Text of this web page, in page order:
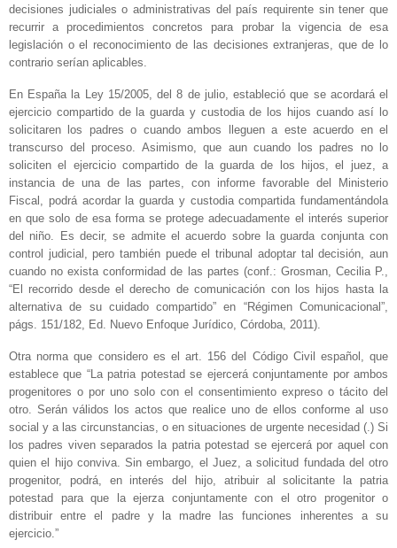
decisiones judiciales o administrativas del país requirente sin tener que
recurrir a procedimientos concretos para probar la vigencia de esa
legislación o el reconocimiento de las decisiones extranjeras, que de lo
contrario serían aplicables.
En España la Ley 15/2005, del 8 de julio, estableció que se acordará el
ejercicio compartido de la guarda y custodia de los hijos cuando así lo
solicitaren los padres o cuando ambos lleguen a este acuerdo en el
transcurso del proceso. Asimismo, que aun cuando los padres no lo
soliciten el ejercicio compartido de la guarda de los hijos, el juez, a
instancia de una de las partes, con informe favorable del Ministerio
Fiscal, podrá acordar la guarda y custodia compartida fundamentándola
en que solo de esa forma se protege adecuadamente el interés superior
del niño. Es decir, se admite el acuerdo sobre la guarda conjunta con
control judicial, pero también puede el tribunal adoptar tal decisión, aun
cuando no exista conformidad de las partes (conf.: Grosman, Cecilia P.,
“El recorrido desde el derecho de comunicación con los hijos hasta la
alternativa de su cuidado compartido” en “Régimen Comunicacional”,
págs. 151/182, Ed. Nuevo Enfoque Jurídico, Córdoba, 2011).
Otra norma que considero es el art. 156 del Código Civil español, que
establece que “La patria potestad se ejercerá conjuntamente por ambos
progenitores o por uno solo con el consentimiento expreso o tácito del
otro. Serán válidos los actos que realice uno de ellos conforme al uso
social y a las circunstancias, o en situaciones de urgente necesidad (.) Si
los padres viven separados la patria potestad se ejercerá por aquel con
quien el hijo conviva. Sin embargo, el Juez, a solicitud fundada del otro
progenitor, podrá, en interés del hijo, atribuir al solicitante la patria
potestad para que la ejerza conjuntamente con el otro progenitor o
distribuir entre el padre y la madre las funciones inherentes a su
ejercicio.”